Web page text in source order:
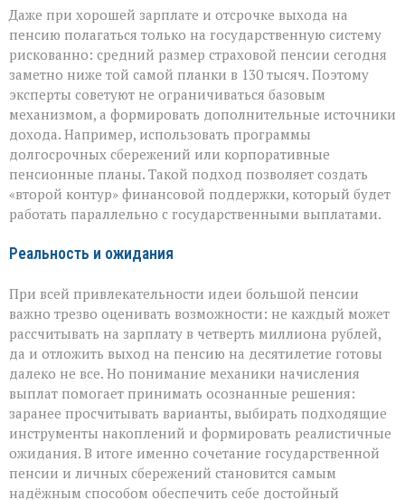
Даже при хорошей зарплате и отсрочке выхода на
пенсию полагаться только на государственную систему
рискованно: средний размер страховой пенсии сегодня
заметно ниже той самой планки в 130 тысяч. Поэтому
эксперты советуют не ограничиваться базовым
механизмом, а формировать дополнительные источники
дохода. Например, использовать программы
долгосрочных сбережений или корпоративные
пенсионные планы. Такой подход позволяет создать
«второй контур» финансовой поддержки, который будет
работать параллельно с государственными выплатами.
Реальность и ожидания
При всей привлекательности идеи большой пенсии
важно трезво оценивать возможности: не каждый может
рассчитывать на зарплату в четверть миллиона рублей,
да и отложить выход на пенсию на десятилетие готовы
далеко не все. Но понимание механики начисления
выплат помогает принимать осознанные решения:
заранее просчитывать варианты, выбирать подходящие
инструменты накоплений и формировать реалистичные
ожидания. В итоге именно сочетание государственной
пенсии и личных сбережений становится самым
надёжным способом обеспечить себе достойный